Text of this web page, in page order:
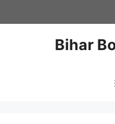
to
Bihar